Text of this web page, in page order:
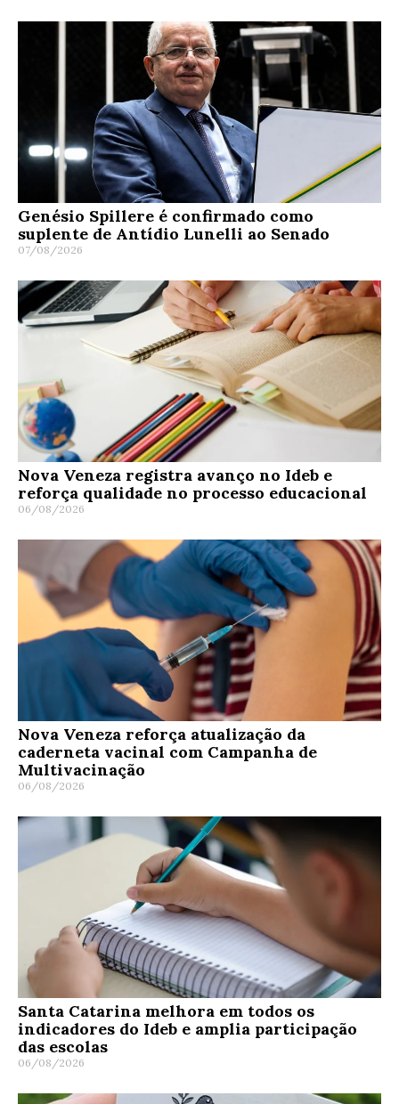
Genésio Spillere é confirmado como
suplente de Antídio Lunelli ao Senado
07/08/2026
Nova Veneza registra avanço no Ideb e
reforça qualidade no processo educacional
06/08/2026
Nova Veneza reforça atualização da
caderneta vacinal com Campanha de
Multivacinação
06/08/2026
Santa Catarina melhora em todos os
indicadores do Ideb e amplia participação
das escolas
06/08/2026